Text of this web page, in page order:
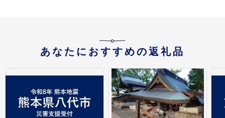
あなたにおすすめの返礼品